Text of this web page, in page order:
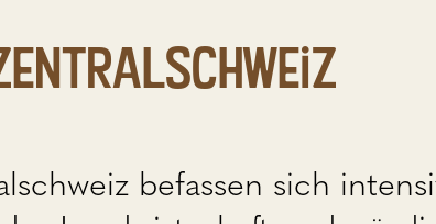
befassen sich